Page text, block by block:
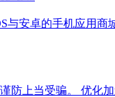
安卓的手机应用
防上当受骗。 优化